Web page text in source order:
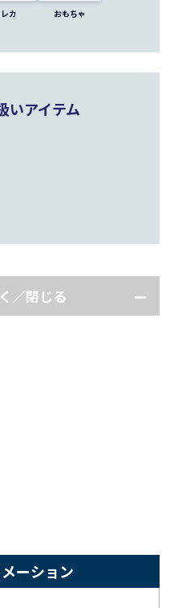
レカ おもちゃ
いアイテム
／閉じる
ーション